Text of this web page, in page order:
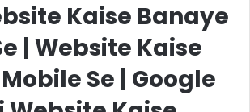
Kaise Banaye
| Website Kaise
Se | Google